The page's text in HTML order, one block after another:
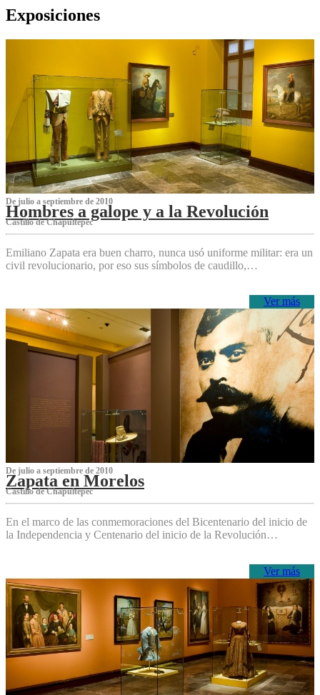
Exposiciones
De julio a septiembre de 2010
Hombres a galope y a la Revolución
Castillo de Chapultepec
Emiliano Zapata era buen charro, nunca usó uniforme militar: era un
civil revolucionario, por eso sus símbolos de caudillo,…
Ver más
De julio a septiembre de 2010
Zapata en Morelos
Castillo de Chapultepec
En el marco de las conmemoraciones del Bicentenario del inicio de
la Independencia y Centenario del inicio de la Revolución…
Ver más